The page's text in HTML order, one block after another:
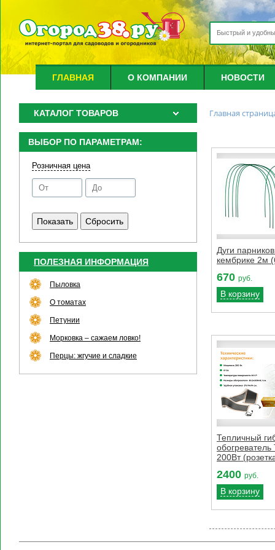
ГЛАВНАЯ О КОМПАНИИ НОВОСТИ
КАТАЛОГ ТОВАРОВ
ВЫБОР ПО ПАРАМЕТРАМ:
Розничная цена
ПОЛЕЗНАЯ ИНФОРМАЦИЯ
Пыловка
О томатах
Петунии
Морковка – сажаем ловко!
Перцы: жгучие и сладкие
Главная
Дуги
кембрике 2м
670 руб.
В корзину
Тепличный
200Вт
2400 руб.
В корзину